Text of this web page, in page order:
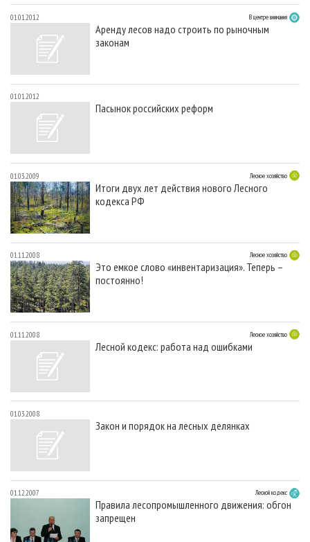
01.01.2012 В центре внимания
Аренду лесов надо строить по рыночным
законам
01.01.2012
Пасынок российских реформ
01.03.2009 Лесное хозяйство
Итоги двух лет действия нового Лесного
кодекса РФ
01.11.2008 Лесное хозяйство
Это емкое слово «инвентаризация». Теперь –
постоянно!
01.11.2008 Лесное хозяйство
Лесной кодекс: работа над ошибками
01.03.2008
Закон и порядок на лесных делянках
01.12.2007 Лесной кодекс
Правила лесопромышленного движения: обгон
запрещен